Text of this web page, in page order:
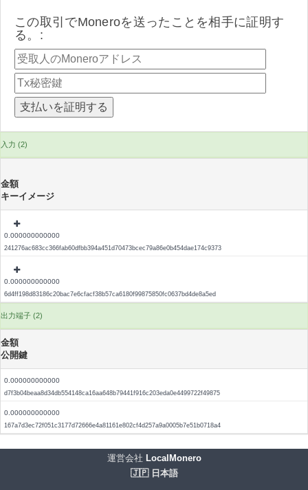
この取引でMoneroを送ったことを相手に証明す
る。:
入力 (2)
金額
キーイメージ
0.000000000000
241276ac683cc366fab60dfbb394a451d70473bcec79a86e0b454dae174c9373
0.000000000000
6d4ff198d83186c20bac7e6cfacf38b57ca6180f99875850fc0637bd4de8a5ed
出力端子 (2)
金額
公開鍵
0.000000000000
d7f3b04beaa8d34db554148ca16aa648b79441f916c203eda0e4499722f49875
0.000000000000
167a7d3ec72f051c3177d72666e4a81161e802cf4d257a9a0005b7e51b0718a4
運営会社 LocalMonero
🇯🇵 日本語